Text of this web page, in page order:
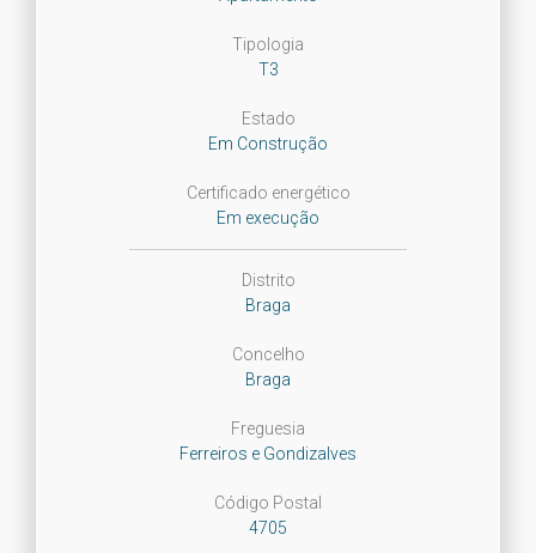
Tipologia
T3
Estado
Em Construção
Certificado energético
Em execução
Distrito
Braga
Concelho
Braga
Freguesia
Ferreiros e Gondizalves
Código Postal
4705